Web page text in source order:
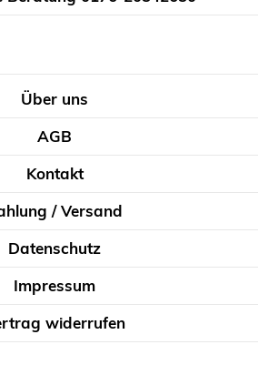
Über uns
AGB
Kontakt
/ Versand
Datenschutz
Impressum
widerrufen